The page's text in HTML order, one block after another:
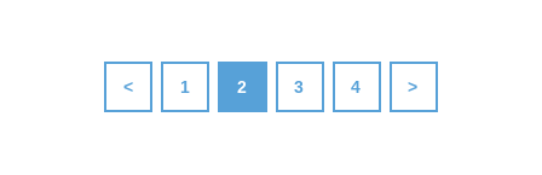
< 1 2 3 4 >